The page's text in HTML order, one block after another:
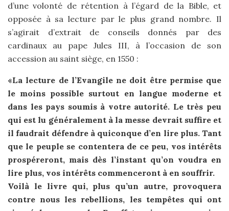
d’une volonté de rétention à l’égard de la Bible, et
opposée à sa lecture par le plus grand nombre. Il
s’agirait d’extrait de conseils donnés par des
cardinaux au pape Jules III, à l’occasion de son
accession au saint siège, en 1550 :
«La lecture de l’Evangile ne doit être permise que
le moins possible surtout en langue moderne et
dans les pays soumis à votre autorité. Le très peu
qui est lu généralement à la messe devrait suffire et
il faudrait défendre à quiconque d’en lire plus. Tant
que le peuple se contentera de ce peu, vos intérêts
prospéreront, mais dès l’instant qu’on voudra en
lire plus, vos intérêts commenceront à en souffrir.
Voilà le livre qui, plus qu’un autre, provoquera
contre nous les rebellions, les tempêtes qui ont